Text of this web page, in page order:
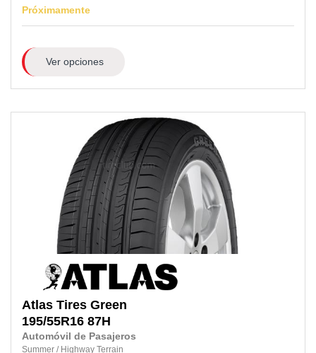
Próximamente
Ver opciones
Atlas Tires Green
195/55R16 87H
Automóvil de Pasajeros
Summer / Highway Terrain